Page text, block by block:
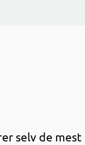
selv de mest